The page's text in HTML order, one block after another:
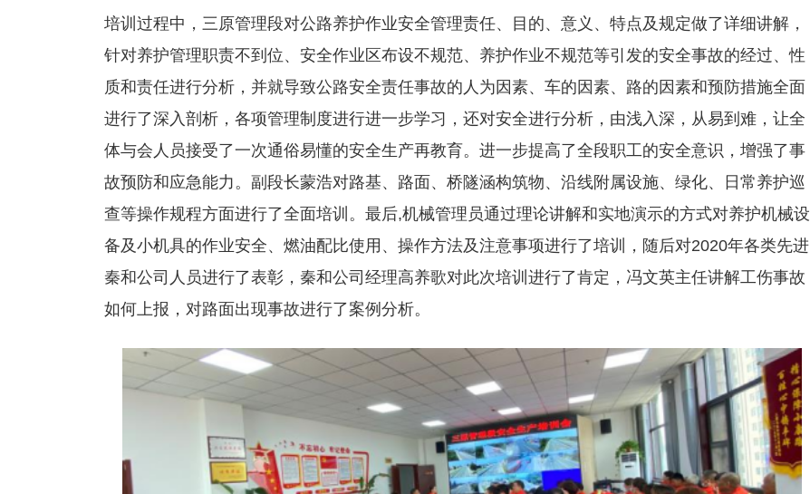
培训过程中，三原管理段对公路养护作业安全管理责任、目的、意义、特点及规定做了详细讲解，
针对养护管理职责不到位、安全作业区布设不规范、养护作业不规范等引发的安全事故的经过、性
质和责任进行分析，并就导致公路安全责任事故的人为因素、车的因素、路的因素和预防措施全面
进行了深入剖析，各项管理制度进行进一步学习，还对安全进行分析，由浅入深，从易到难，让全
体与会人员接受了一次通俗易懂的安全生产再教育。进一步提高了全段职工的安全意识，增强了事
故预防和应急能力。副段长蒙浩对路基、路面、桥隧涵构筑物、沿线附属设施、绿化、日常养护巡
查等操作规程方面进行了全面培训。最后,机械管理员通过理论讲解和实地演示的方式对养护机械设
备及小机具的作业安全、燃油配比使用、操作方法及注意事项进行了培训，随后对2020年各类先进
秦和公司人员进行了表彰，秦和公司经理高养歌对此次培训进行了肯定，冯文英主任讲解工伤事故
如何上报，对路面出现事故进行了案例分析。